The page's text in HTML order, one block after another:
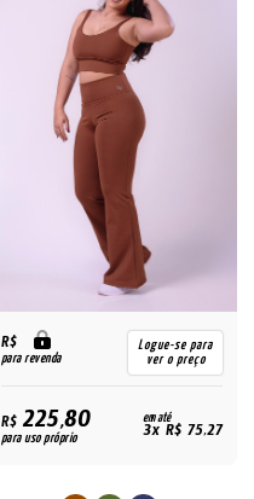
R$
para revenda
Logue-se para
ver o preço
R$225,80
para uso próprio
em até
3x R$ 75,27